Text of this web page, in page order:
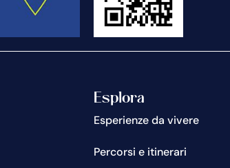
Esplora
Esperienze da vivere
Percorsi e itinerari